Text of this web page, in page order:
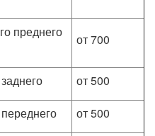
преднего
от 700
от 500
от 500